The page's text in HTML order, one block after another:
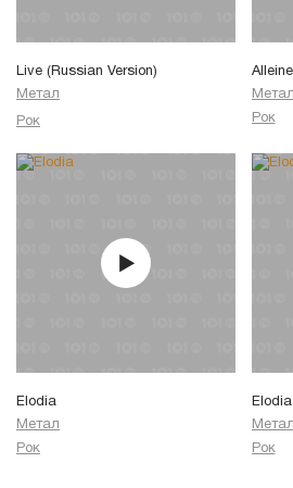
Live (Russian Version)
Метал
Рок
Метал
Рок
Elodia
Метал
Рок
Elodia
Метал
Рок